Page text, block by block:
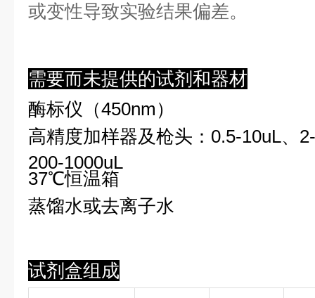
或变性导致实验结果偏差。
需要而未提供的试剂和器材
酶标仪（450nm）
高精度加样器及枪头：0.5-10uL、
200-1000uL
37℃恒温箱
蒸馏水或去离子水
试剂盒组成